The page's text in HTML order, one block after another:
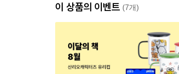
이 상품의 이벤트 (7개)